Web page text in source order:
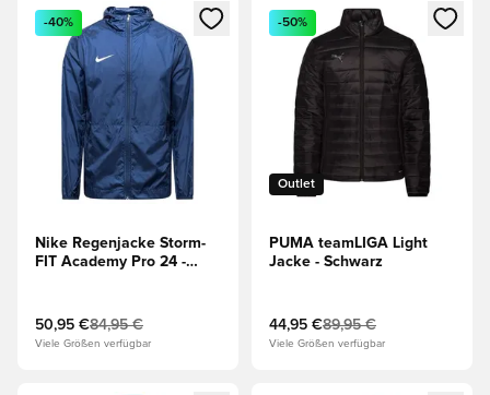
Öffnet ein neues Fenster zum Anmelden oder Registrieren
-40%
Nike Regenjacke Storm-
FIT Academy Pro 24 -
50,95 €84,95 €
Viele Größen verfügbar
Öffnet ein neues Fenster
Outlet
-50%
PUMA teamLIGA Light
Jacke - Schwarz
44,95 €89,95 €
Viele Größen verfügbar